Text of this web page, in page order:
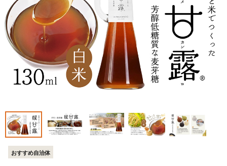
おすすめ自治体